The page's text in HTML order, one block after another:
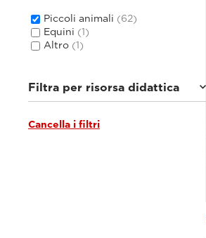
Piccoli animali (62)
Equini (1)
Altro (1)
Filtra per risorsa didattica
Tutorial e librerie online
Cancella i filtri